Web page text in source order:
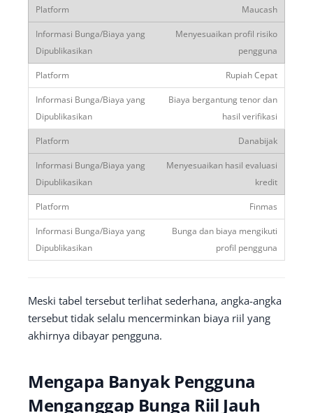
Maucash
Menyesuaikan profil risiko
pengguna
Rupiah Cepat
Biaya bergantung tenor dan
hasil verifikasi
Danabijak
Menyesuaikan hasil evaluasi
kredit
Finmas
Bunga dan biaya mengikuti
profil pengguna
Meski tabel tersebut terlihat sederhana, angka-angka
tersebut tidak selalu mencerminkan biaya riil yang
akhirnya dibayar pengguna.
Mengapa Banyak Pengguna
Menganggap Bunga Riil Jauh